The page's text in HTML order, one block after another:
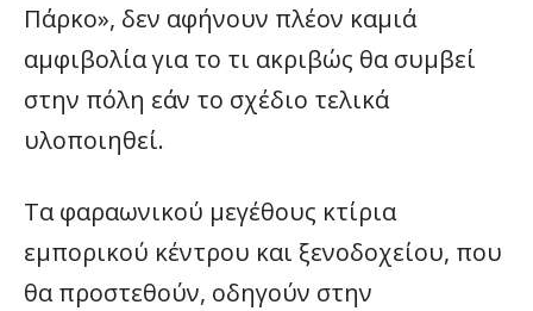
Πάρκο», δεν αφήνουν πλέον καμιά
αμφιβολία για το τι ακριβώς θα συμβεί
στην πόλη εάν το σχέδιο τελικά
υλοποιηθεί.
Τα φαραωνικού μεγέθους κτίρια
εμπορικού κέντρου και ξενοδοχείου, που
θα προστεθούν, οδηγούν στην